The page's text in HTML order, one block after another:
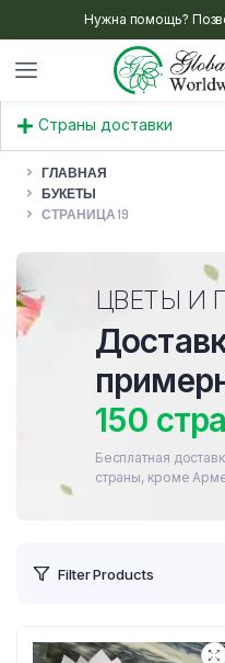
Нужна помощь?
Страны доставки
ГЛАВНАЯ
БУКЕТЫ
СТРАНИЦА 19
ЦВЕТЫ И
150
Бесплатная
страны, кроме
Filter Products